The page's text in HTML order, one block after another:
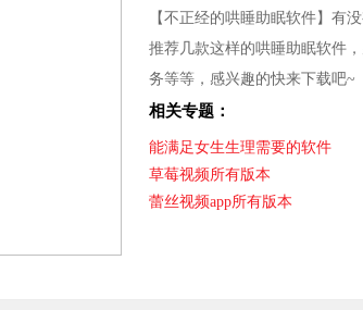
【不正经的哄睡助眠软件】有
推荐几款这样的哄睡助眠软件
务等等，感兴趣的快来下载吧~
相关专题：
能满足女生生理需要的软件
草莓视频所有版本
蕾丝视频app所有版本